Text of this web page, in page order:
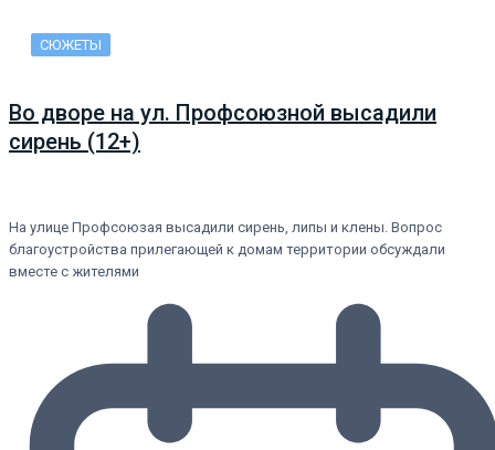
СЮЖЕТЫ
Во дворе на ул. Профсоюзной высадили
сирень (12+)
На улице Профсоюзая высадили сирень, липы и клены. Вопрос
благоустройства прилегающей к домам территории обсуждали
вместе с жителями